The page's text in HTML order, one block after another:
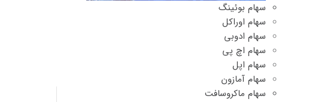
سهام بوئینگ
سهام اوراکل
سهام ادوبی
سهام اچ پی
سهام اپل
سهام آمازون
سهام ماکروسافت